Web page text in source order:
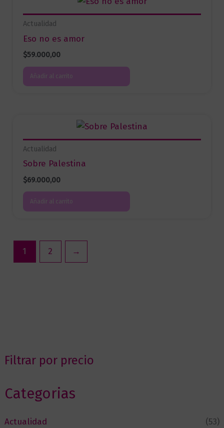
Filtrar por precio
Categorias
Actualidad
(53)
Actualidad
Eso no es amor
$59.000,00
Añadir al carrito
Actualidad
Sobre Palestina
$69.000,00
Añadir al carrito
1 2 →